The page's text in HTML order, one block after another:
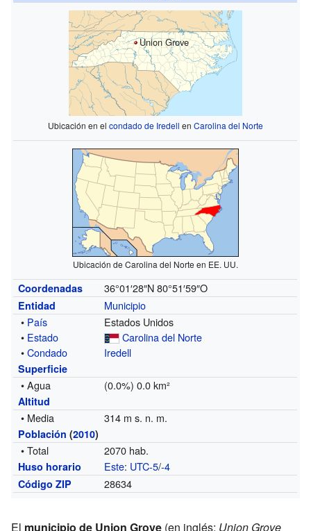
Union Grove
Ubicación en el condado de Iredell en Carolina del Norte
Ubicación de Carolina del Norte en EE. UU.
Coordenadas 36°01′28″N 80°51′59″O
Entidad
Municipio
• País
Estados Unidos
• Estado
Carolina del Norte
•Condado Iredell
Superficie
• Agua (0.0%) 0.0 km²
Altitud
• Media 314 m s. n. m.
Población (2010)
• Total 2070 hab.
Huso horario Este: UTC-5/-4
Código ZIP 28634
El municipio de Union Grove (en inglés: Union Grove